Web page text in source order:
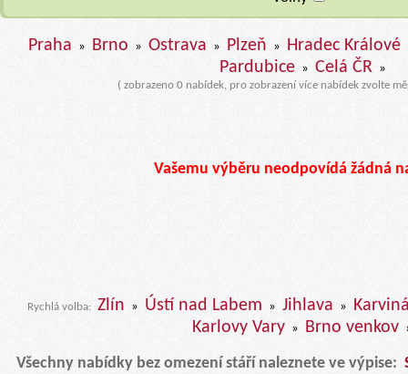
Praha » Brno » Ostrava » Plzeň » Hradec Králové
Pardubice » Celá ČR »
( zobrazeno 0 nabídek, pro zobrazení více nabídek zvolte
Vašemu výběru neodpovídá žádná
Rychlá volba: Zlín » Ústí nad Labem » Jihlava »
Karlovy Vary » Brno venkov
Všechny nabídky bez omezení stáří naleznete ve výpise: